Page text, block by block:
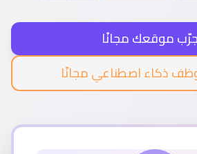
موقعك مجانًا
ذكاء اصطناعي مجانًا